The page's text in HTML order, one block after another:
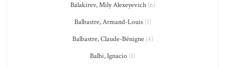
Balakirev, Mily Alexeyevich(6)
Balbastre, Armand-Louis(1)
Balbastre, Claude-Bénigne(4)
Balbi, Ignacio (1)